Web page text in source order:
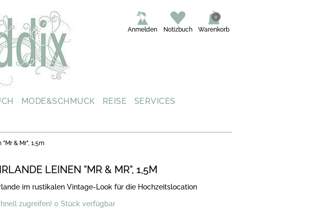
Warenkorb
0
Notizbuch
Anmelden
MODE&SCHMUCK REISE SERVICES
& Mr", 1,5m
LEINEN "MR & MR", 1,5M
im rustikalen Vintage-Look für die Hochzeitslocation
zugreifen! 0 Stück verfügbar